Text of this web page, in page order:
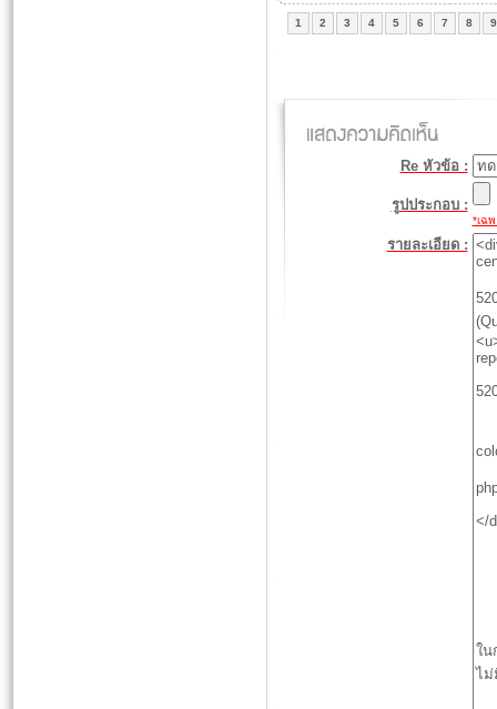
1 2 3 4 5 6 7 8 9
Re หัวข้อ :
รูปประกอบ :
*เฉ
รายละเอียด :